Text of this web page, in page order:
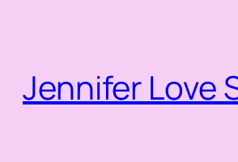
Jennifer Love